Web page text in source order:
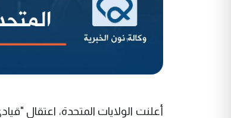
أعلنت الولايات المتحدة، اعتقال